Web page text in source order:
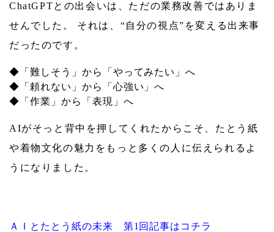
ChatGPTとの出会いは、ただの業務改善ではありま
せんでした。 それは、“自分の視点”を変える出来事
だったのです。
◆「難しそう」から「やってみたい」へ
◆「頼れない」から「心強い」へ
◆「作業」から「表現」へ
AIがそっと背中を押してくれたからこそ、たとう紙
や着物文化の魅力をもっと多くの人に伝えられるよ
うになりました。
ＡＩとたとう紙の未来 第1回記事はコチラ